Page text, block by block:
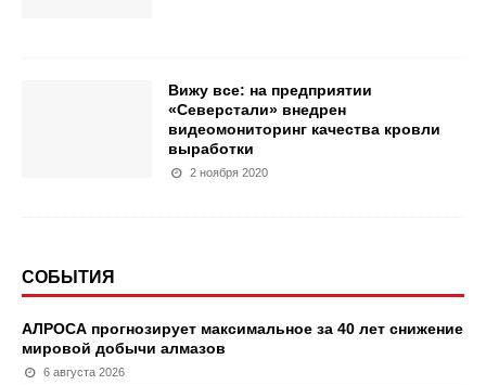
Вижу все: на предприятии
«Северстали» внедрен
видеомониторинг качества кровли
выработки
2 ноября 2020
СОБЫТИЯ
АЛРОСА прогнозирует максимальное за 40 лет снижение
мировой добычи алмазов
6 августа 2026